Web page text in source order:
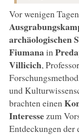
Vor wenigen
archäologischen
Fiumanain
Villicich,
und
brachten einen
Interessezum
Entdeckungen der